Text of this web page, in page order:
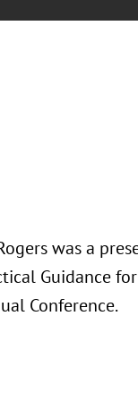
was a
Guidance
Conference.